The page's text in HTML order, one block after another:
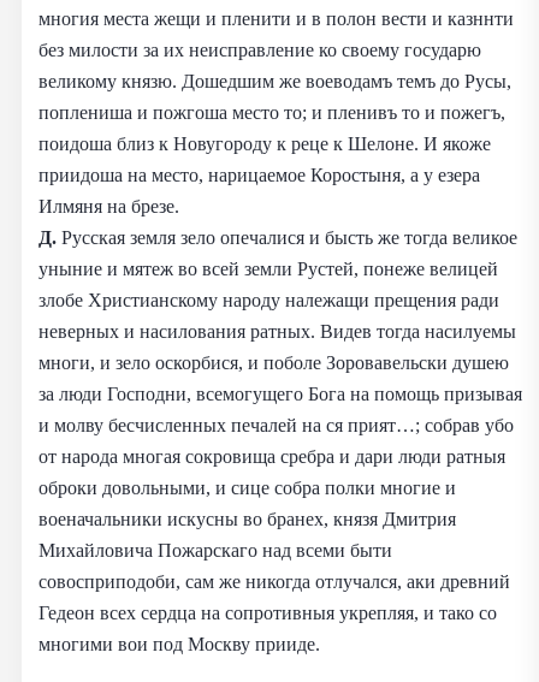
многия места жещи и пленити и в полон вести и казннти
без милости за их неисправление ко своему государю
великому князю. Дошедшим же воеводамъ темъ до Русы,
поплениша и пожгоша место то; и пленивъ то и пожегъ,
поидоша близ к Новугороду к реце к Шелоне. И якоже
приидоша на место, нарицаемое Коростыня, а у езера
Илмяня на брезе.
Д. Русская земля зело опечалися и бысть же тогда великое
уныние и мятеж во всей земли Рустей, понеже велицей
злобе Христианскому народу належащи прещения ради
неверных и насилования ратных. Видев тогда насилуемы
многи, и зело оскорбися, и поболе Зоровавельски душею
за люди Господни, всемогущего Бога на помощь призывая
и молву бесчисленных печалей на ся прият…; собрав убо
от народа многая сокровища сребра и дари люди ратныя
оброки довольными, и сице собра полки многие и
военачальники искусны во бранех, князя Дмитрия
Михайловича Пожарскаго над всеми быти
совосприподоби, сам же никогда отлучался, аки древний
Гедеон всех сердца на сопротивныя укрепляя, и тако со
многими вои под Москву прииде.